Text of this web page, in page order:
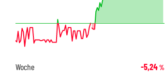
Woche -5,24%